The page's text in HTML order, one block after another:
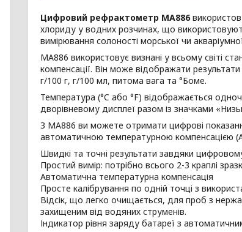
Цифровий рефрактометр MA886
хлориду у водних розчинах, що
вимірювання солоності морської чи
MA886 використовує визнані у всьому світі
компенсації. Він може відображати
г/100 г, г/100 мл, питома вага та °Боме.
Температура (°C або °F) відображається
дворівневому дисплеї разом із значками
З MA886 ви можете отримати цифрові
автоматичною температурною компенсацією
Швидкі та точні результати завдяки
Простий вимір: потрібно всього 2-3 краплі
Автоматична температурна компенсація
Просте калібрування по одній точці з
Відсік, що легко очищається, для проб з
захищеним від водяних струменів.
Індикатор рівня заряду батареї з